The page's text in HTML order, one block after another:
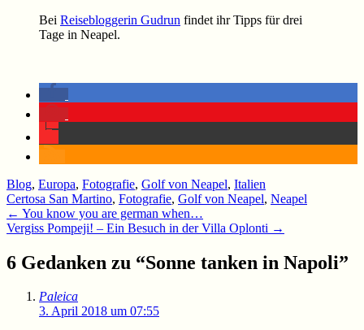
Bei Reisebloggerin Gudrun findet ihr Tipps für drei
Tage in Neapel.
Blog, Europa, Fotografie, Golf von Neapel, Italien
Certosa San Martino, Fotografie, Golf von Neapel, Neapel
Beitragsnavigation
← You know you are german when…
Vergiss Pompeji! – Ein Besuch in der Villa Oplonti →
6 Gedanken zu “Sonne tanken in Napoli”
Paleica
3. April 2018 um 07:55